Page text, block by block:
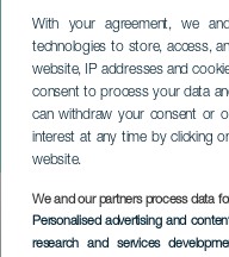
With your agreement, we
technologies to store, access,
website, IP addresses and
consent to process your data
can withdraw your consent or
interest at any time by clicking
website.
We and our partners process data
Personalised advertising and
research and services
Carmen
LA GOMERA
Imagen
Listado